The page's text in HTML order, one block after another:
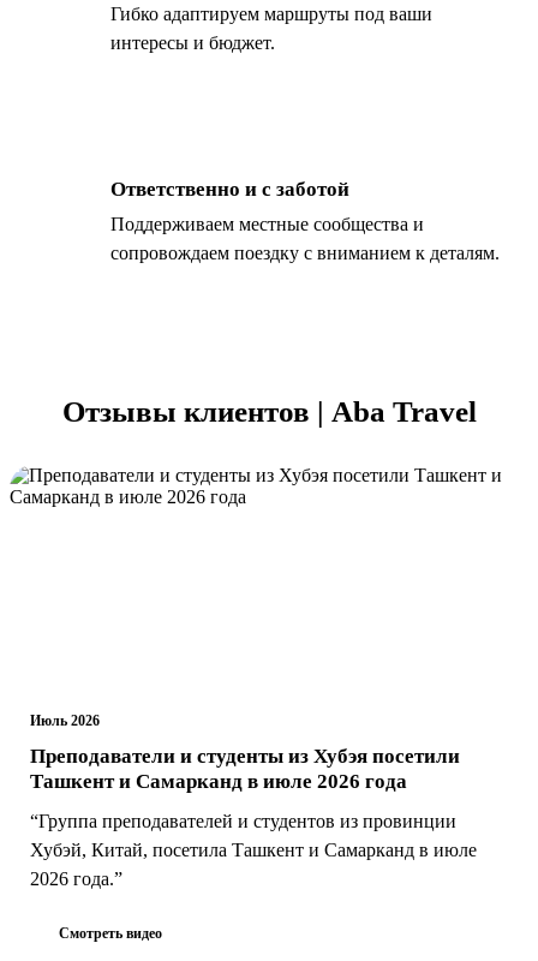
Гибко адаптируем маршруты под ваши
интересы и бюджет.
Ответственно и с заботой
Поддерживаем местные сообщества и
сопровождаем поездку с вниманием к деталям.
Отзывы клиентов | Aba Travel
Июль 2026
Преподаватели и студенты из Хубэя посетили
Ташкент и Самарканд в июле 2026 года
“Группа преподавателей и студентов из провинции
Хубэй, Китай, посетила Ташкент и Самарканд в июле
2026 года.”
Смотреть видео